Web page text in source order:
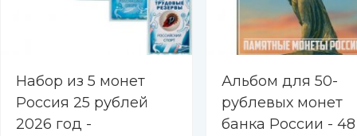
Набор из 5 монет
Россия 25 рублей
2026 год -
Альбом для 50-
рублевых монет
банка России - 48